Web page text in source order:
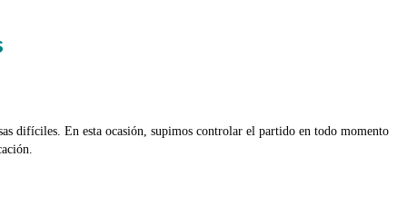
difíciles. En esta ocasión, supimos controlar el partido en todo momento